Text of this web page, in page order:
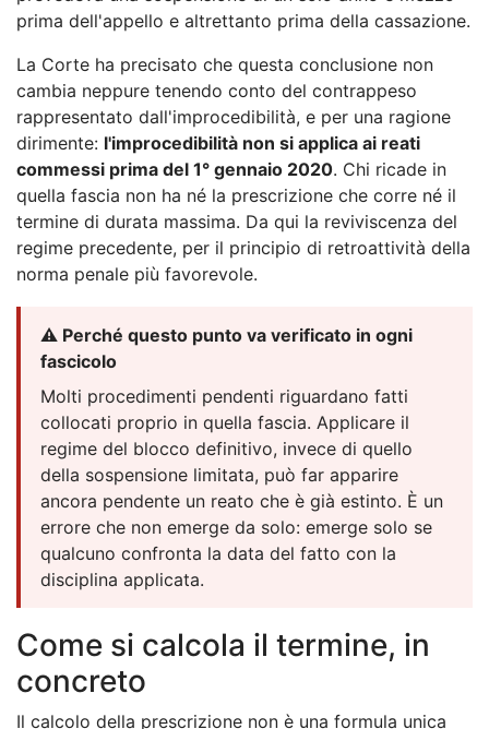
prima dell'appello e altrettanto prima della cassazione.
La Corte ha precisato che questa conclusione non
cambia neppure tenendo conto del contrappeso
rappresentato dall'improcedibilità, e per una ragione
dirimente: l'improcedibilità non si applica ai reati
commessi prima del 1° gennaio 2020. Chi ricade in
quella fascia non ha né la prescrizione che corre né il
termine di durata massima. Da qui la reviviscenza del
regime precedente, per il principio di retroattività della
norma penale più favorevole.
⚠️ Perché questo punto va verificato in ogni
fascicolo
Molti procedimenti pendenti riguardano fatti
collocati proprio in quella fascia. Applicare il
regime del blocco definitivo, invece di quello
della sospensione limitata, può far apparire
ancora pendente un reato che è già estinto. È un
errore che non emerge da solo: emerge solo se
qualcuno confronta la data del fatto con la
disciplina applicata.
Come si calcola il termine, in
concreto
Il calcolo della prescrizione non è una formula unica